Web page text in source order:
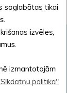
saglabātas tikai
izvēles,
izmantotajām
politika"